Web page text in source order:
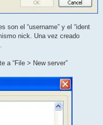
son el “username” y el “ident
nick. Una vez creado
a “File > New server”